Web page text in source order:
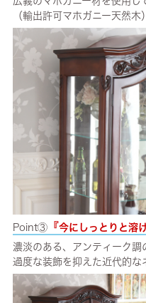
（輸出許可マホガニー天然木）
Point③『今にしっとりと溶
濃淡のある、アンティーク調
過度な装飾を抑えた近代的な